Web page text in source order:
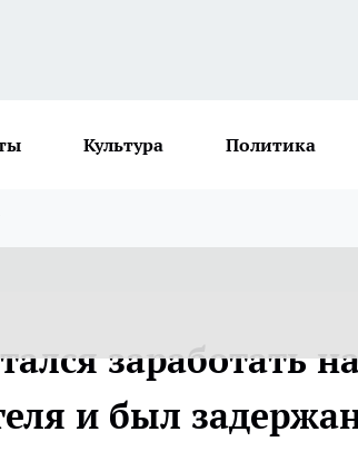
Культура Политика
заработать
и был